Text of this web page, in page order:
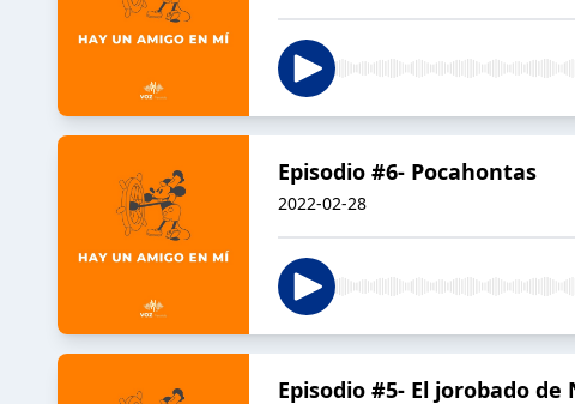
Episodio #6- Pocahontas
2022-02-28
Episodio #5- El jorobado de